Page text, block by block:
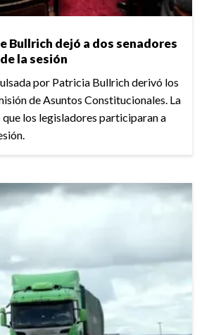
Bullrich dejó a dos senadores
la sesión
por Patricia Bullrich derivó los
de Asuntos Constitucionales. La
los legisladores participaran a